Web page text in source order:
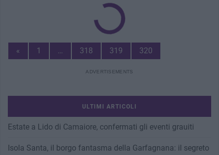
« Previous
1 … 318 319 320
ULTIMI ARTICOLI
Estate a Lido di Camaiore, confermati gli eventi grauiti
Isola Santa, il borgo fantasma della Garfagnana: il segreto